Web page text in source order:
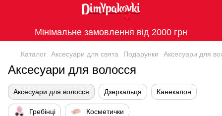
Мінімальне замовлення від 2000 грн
Каталог Аксесуари для свята Подарунки Аксесуари для
Аксесуари для волосся
Аксесуари для волосся Дзеркальця Канекалон
Гребінці Косметички